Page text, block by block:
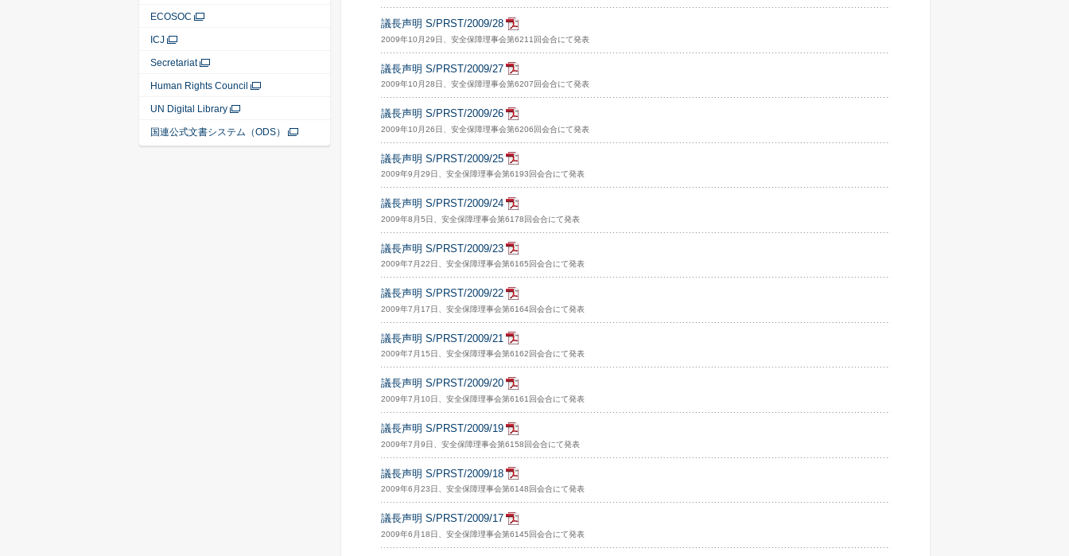
議長声明 S/PRST/2009/28
2009年10月29日、安全保障理事会第6211回会合にて発表
議長声明 S/PRST/2009/27
2009年10月28日、安全保障理事会第6207回会合にて発表
議長声明 S/PRST/2009/26
2009年10月26日、安全保障理事会第6206回会合にて発表
議長声明 S/PRST/2009/25
2009年9月29日、安全保障理事会第6193回会合にて発表
議長声明 S/PRST/2009/24
2009年8月5日、安全保障理事会第6178回会合にて発表
議長声明 S/PRST/2009/23
2009年7月22日、安全保障理事会第6165回会合にて発表
議長声明 S/PRST/2009/22
2009年7月17日、安全保障理事会第6164回会合にて発表
議長声明 S/PRST/2009/21
2009年7月15日、安全保障理事会第6162回会合にて発表
議長声明 S/PRST/2009/20
2009年7月10日、安全保障理事会第6161回会合にて発表
議長声明 S/PRST/2009/19
2009年7月9日、安全保障理事会第6158回会合にて発表
議長声明 S/PRST/2009/18
2009年6月23日、安全保障理事会第6148回会合にて発表
議長声明 S/PRST/2009/17
2009年6月18日、安全保障理事会第6145回会合にて発表
ECOSOC
ICJ
Secretariat
Human Rights Council
UN Digital Library
国連公式文書システム（ODS）